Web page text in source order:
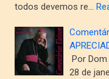
todos devemos re…
Por
28 de